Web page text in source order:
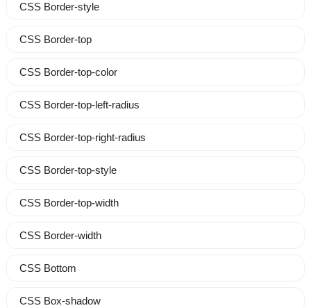
CSS Border-style
CSS Border-top
CSS Border-top-color
CSS Border-top-left-radius
CSS Border-top-right-radius
CSS Border-top-style
CSS Border-top-width
CSS Border-width
CSS Bottom
CSS Box-shadow